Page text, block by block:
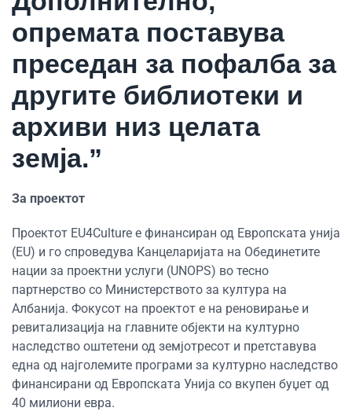
опремата поставува
преседан за пофалба за
другите библиотеки и
архиви низ целата
земја.”
За проектот
Проектот EU4Culture е финансиран од Европската унија
(EU) и го спроведува Канцеларијата на Обединетите
нации за проектни услуги (UNOPS) во тесно
партнерство со Министерството за култура на
Албанија. Фокусот на проектот е на реновирање и
ревитализација на главните објекти на културно
наследство оштетени од земјотресот и претставува
една од најголемите програми за културно наследство
финансирани од Европската Унија со вкупен буџет од
40 милиони евра.